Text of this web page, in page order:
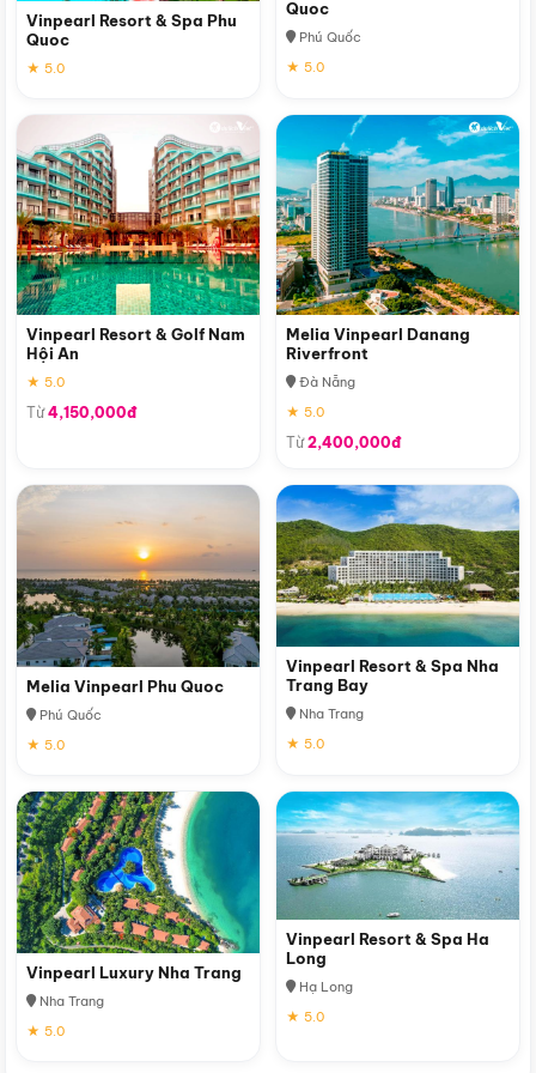
Vinpearl Resort & Spa Phu
Quoc
★ 5.0
Quoc
Phú Quốc
★ 5.0
Vinpearl Resort & Golf Nam
Hội An
★ 5.0
Từ4,150,000đ
Melia Vinpearl Danang
Riverfront
Đà Nẵng
★ 5.0
Từ2,400,000đ
Melia Vinpearl Phu Quoc
Phú Quốc
★ 5.0
Vinpearl Resort & Spa Nha
Trang Bay
Nha Trang
★ 5.0
Vinpearl Luxury Nha Trang
Nha Trang
★ 5.0
Vinpearl Resort & Spa Ha
Long
Hạ Long
★ 5.0